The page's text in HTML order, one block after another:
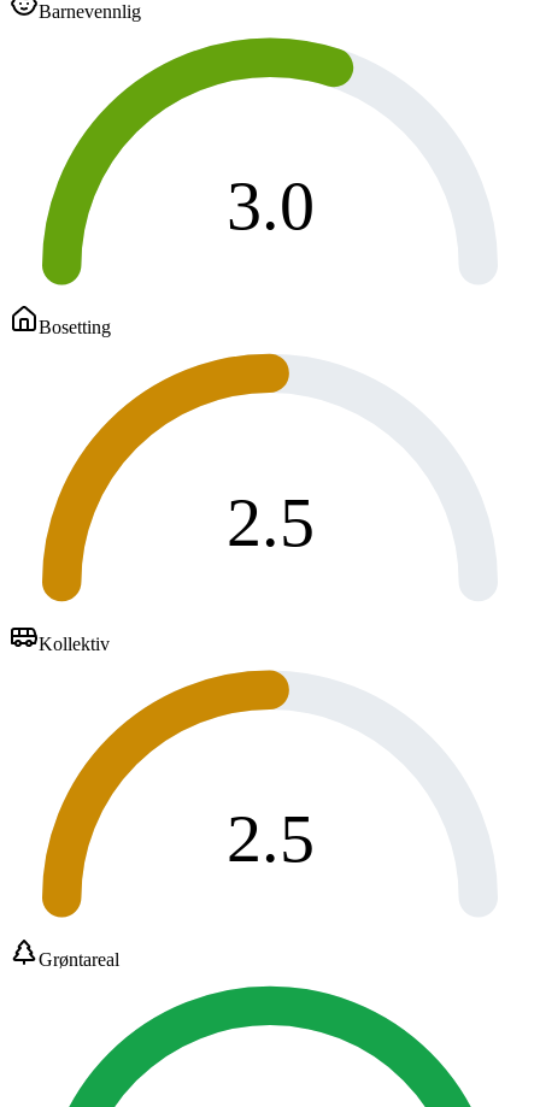
Barnevennlig
3.0
Bosetting
2.5
Kollektiv
2.5
Grøntareal